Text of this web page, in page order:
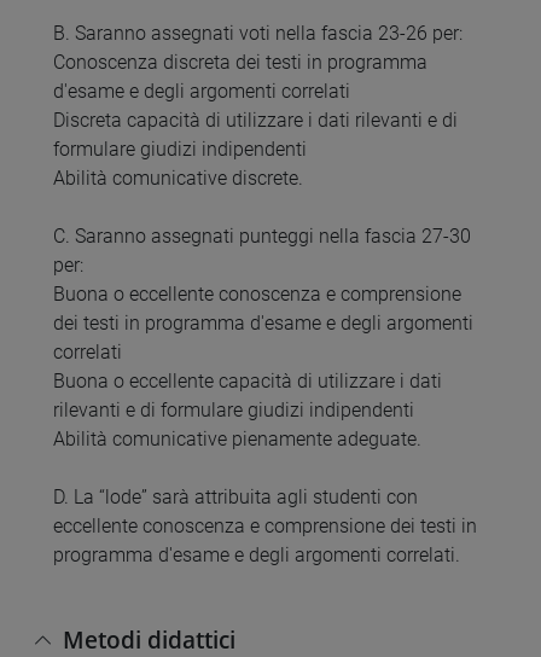
B. Saranno assegnati voti nella fascia 23-26 per:
Conoscenza discreta dei testi in programma
d'esame e degli argomenti correlati
Discreta capacità di utilizzare i dati rilevanti e di
formulare giudizi indipendenti
Abilità comunicative discrete.
C. Saranno assegnati punteggi nella fascia 27-30
per:
Buona o eccellente conoscenza e comprensione
dei testi in programma d'esame e degli argomenti
correlati
Buona o eccellente capacità di utilizzare i dati
rilevanti e di formulare giudizi indipendenti
Abilità comunicative pienamente adeguate.
D. La “lode” sarà attribuita agli studenti con
eccellente conoscenza e comprensione dei testi in
programma d'esame e degli argomenti correlati.
Metodi didattici